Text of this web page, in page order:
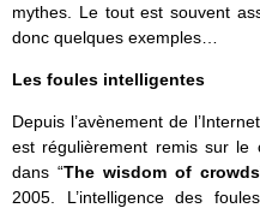
mythes. Le tout est souvent
donc quelques exemples…
Les foules intelligentes
Depuis l’avènement de
est régulièrement remis sur le
dans “The wisdom of crowds
2005. L’intelligence des